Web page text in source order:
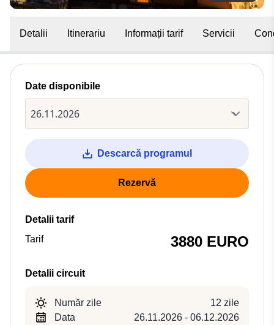
Detalii Itinerariu Informații tarif Servicii
Date disponibile
Descarcă programul
Rezervă
Detalii tarif
Tarif
3880 EURO
Detalii circuit
Număr zile
12 zile
Data
26.11.2026 - 06.12.2026